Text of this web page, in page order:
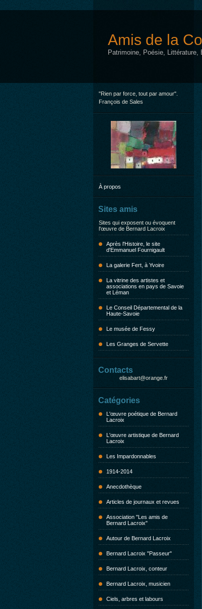
Amis de la
Patrimoine, Poésie, Littérature,
"Rien par force, tout par amour".
François de Sales
À propos
Sites amis
Sites qui exposent ou évoquent
l'œuvre de Bernard Lacroix
Après l'Histoire, le site
d'Emmanuel Fournigault
La galerie Fert, à Yvoire
La vitrine des artistes et
associations en pays de Savoie
et Léman
Le Conseil Départemental de la
Haute-Savoie
Le musée de Fessy
Les Granges de Servette
Contacts
elisabart@orange.fr
Catégories
L'œuvre poétique de Bernard
Lacroix
L'œuvre artistique de Bernard
Lacroix
Les Impardonnables
1914-2014
Anecdothèque
Articles de journaux et revues
Association "Les amis de
Bernard Lacroix"
Autour de Bernard Lacroix
Bernard Lacroix "Passeur"
Bernard Lacroix, conteur
Bernard Lacroix, musicien
Ciels, arbres et labours